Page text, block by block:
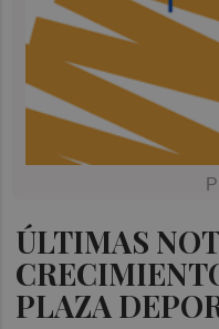
ÚLTIMAS
PLAZA